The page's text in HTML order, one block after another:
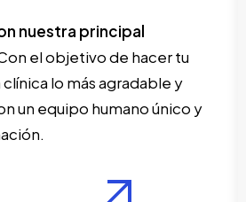
nuestra principal
el objetivo de hacer tu
lo más agradable y
un equipo humano único y